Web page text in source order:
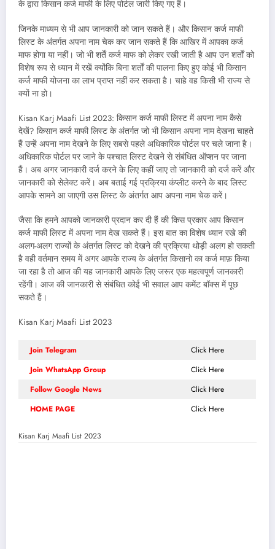
के द्वारा किसान कर्ज माफी के लिए पोर्टल जारी किए गए हैं।
जिनके माध्यम से भी आप जानकारी को जान सकते हैं। और किसान कर्ज माफी
लिस्ट के अंतर्गत अपना नाम चेक कर जान सकते हैं कि आखिर में आपका कर्ज
माफ होगा या नहीं। जो भी शर्तें कर्ज माफ को लेकर रखी जाती है आप उन शर्तों को
विशेष रूप से ध्यान में रखें क्योंकि बिना शर्तों की पालना किए हुए कोई भी किसान
कर्ज माफी योजना का लाभ प्राप्त नहीं कर सकता है। चाहे वह किसी भी राज्य से
क्यों ना हो।
Kisan Karj Maafi List 2023: किसान कर्ज माफी लिस्ट में अपना नाम कैसे
देखें? किसान कर्ज माफी लिस्ट के अंतर्गत जो भी किसान अपना नाम देखना चाहते
हैं उन्हें अपना नाम देखने के लिए सबसे पहले अधिकारिक पोर्टल पर चले जाना है।
अधिकारिक पोर्टल पर जाने के पश्चात लिस्ट देखने से संबंधित ऑप्शन पर जाना
हैं। अब अगर जानकारी दर्ज करने के लिए कहीं जाए तो जानकारी को दर्ज करें और
जानकारी को सेलेक्ट करें। अब बताई गई प्रक्रिया कंप्लीट करने के बाद लिस्ट
आपके सामने आ जाएगी उस लिस्ट के अंतर्गत आप अपना नाम चेक करें।
जैसा कि हमने आपको जानकारी प्रदान कर दी हैं की किस प्रकार आप किसान
कर्ज माफी लिस्ट में अपना नाम देख सकते हैं। इस बात का विशेष ध्यान रखे की
अलग-अलग राज्यों के अंतर्गत लिस्ट को देखने की प्रक्रिया थोड़ी अलग हो सकती
है वही वर्तमान समय में अगर आपके राज्य के अंतर्गत किसानो का कर्ज माफ़ किया
जा रहा है तो आज की यह जानकारी आपके लिए जरूर एक महत्वपूर्ण जानकारी
रहेंगी। आज की जानकारी से संबंधित कोई भी सवाल आप कमेंट बॉक्स में पूछ
सकते हैं।
Kisan Karj Maafi List 2023
Join Telegram
Click Here
Join WhatsApp Group
Click Here
Follow Google News
Click Here
HOME PAGE
Click Here
Kisan Karj Maafi List 2023